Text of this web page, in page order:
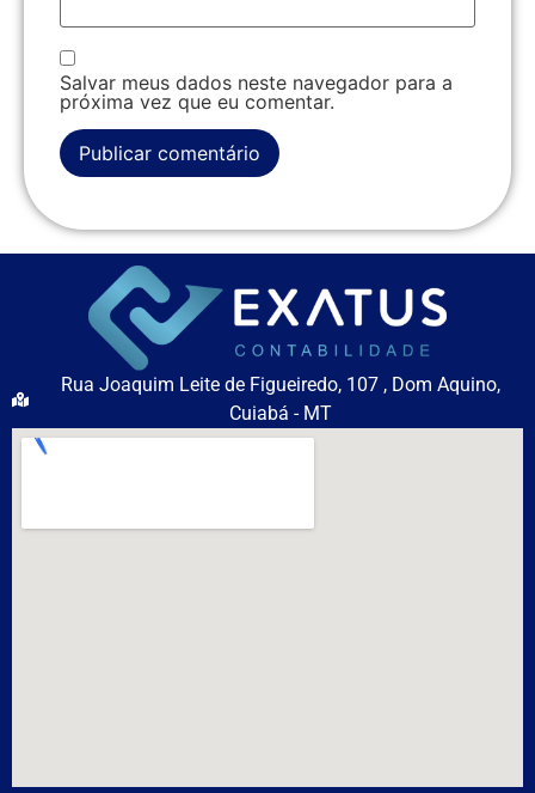
Salvar meus dados neste navegador para a
próxima vez que eu comentar.
Rua Joaquim Leite de Figueiredo, 107 , Dom Aquino,
Cuiabá - MT